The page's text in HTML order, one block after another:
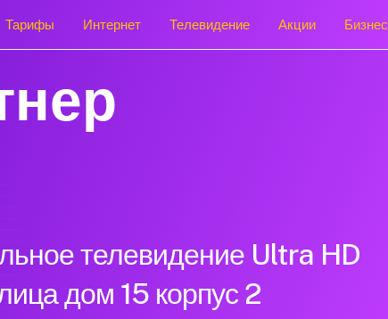
Тарифы Интернет Телевидение Акции Бизнес
телевидение Ultra HD
дом 15 корпус 2